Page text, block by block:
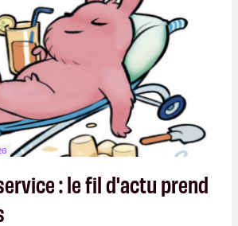
%). L'avenir appartient donc
sont jamais que des enfants
d'achat.P.
: le fil d'actu prend